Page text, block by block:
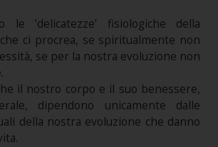
le ‘delicatezze’ fisiologiche della
ci procrea, se spiritualmente non
se per la nostra evoluzione non
il nostro corpo e il suo benessere,
dipendono unicamente dalle
della nostra evoluzione che danno